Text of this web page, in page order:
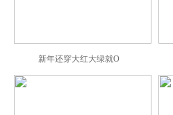
新年还穿大红大绿就O